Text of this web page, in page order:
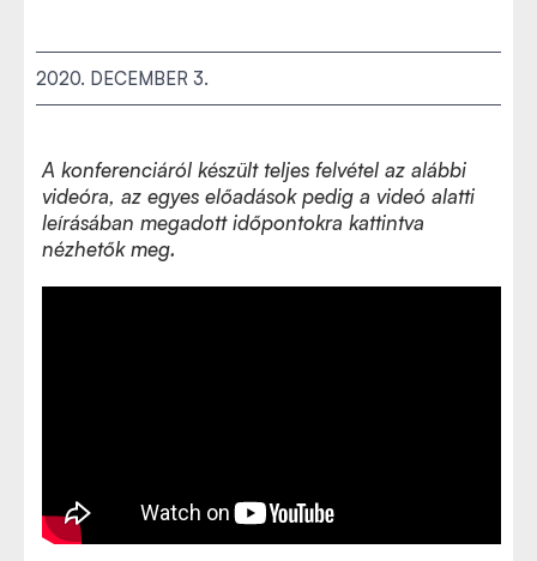
2020. DECEMBER 3.
A konferenciáról készült teljes felvétel az alábbi
videóra, az egyes előadások pedig a videó alatti
leírásában megadott időpontokra kattintva
nézhetők meg.